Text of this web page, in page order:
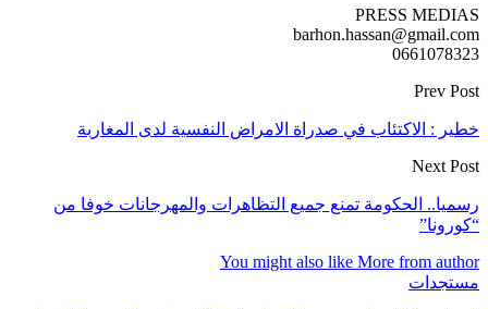
PRESS MEDIAS
barhon.hassan@gmail.com
0661078323
Prev Post
خطير : الاكتئاب في صدراة الامراض النفسية لدى المغاربة
Next Post
رسميا.. الحكومة تمنع جميع التظاهرات والمهرجانات خوفا من
“كورونا”
You might also like More from author
مستجدات